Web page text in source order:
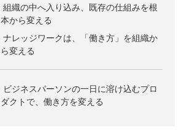
組織の中へ入り込み、既存の仕組みを根
本から変える
ナレッジワークは、「働き方」を組織か
ら変える
ビジネスパーソンの一日に溶け込むプロ
ダクトで、働き方を変える